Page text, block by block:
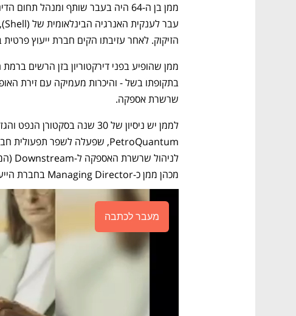
הזיקוק. לאחר עזיבתו הקים חברת ייעוץ פרטית
שרשרת אספקה.
מכהן ממן כ-Managing Director בחברת הייעוץ הגלובלית Alvarez and Marsal (A&M).
מעבר לכתבה